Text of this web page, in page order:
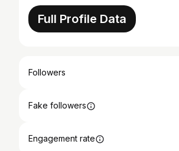
Full Profile Data
Followers
Fake followers
Engagement rate